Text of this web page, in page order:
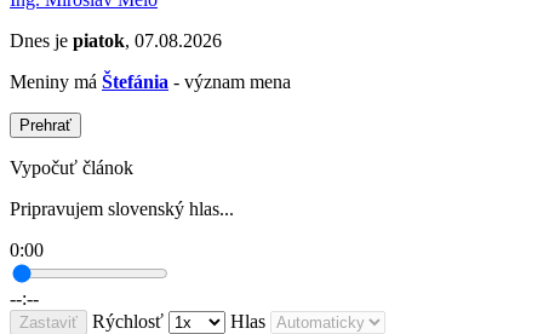
Dnes je piatok, 07.08.2026
Meniny má Štefánia - význam mena
Prehrať
Vypočuť článok
Pripravujem slovenský hlas...
0:00
--:--
Zastaviť Rýchlosť Hlas